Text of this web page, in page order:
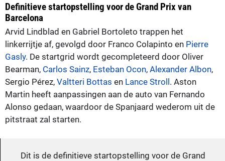
Definitieve startopstelling voor de Grand Prix van
Barcelona
Arvid Lindblad en Gabriel Bortoleto trappen het
linkerrijtje af, gevolgd door Franco Colapinto en Pierre
Gasly. De startgrid wordt gecompleteerd door Oliver
Bearman, Carlos Sainz, Esteban Ocon, Alexander Albon,
Sergio Pérez, Valtteri Bottas en Lance Stroll. Aston
Martin heeft aanpassingen aan de auto van Fernando
Alonso gedaan, waardoor de Spanjaard wederom uit de
pitstraat zal starten.
Dit is de definitieve startopstelling voor de Grand